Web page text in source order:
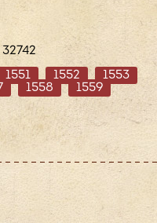
1551 1552
1553
1558
1559